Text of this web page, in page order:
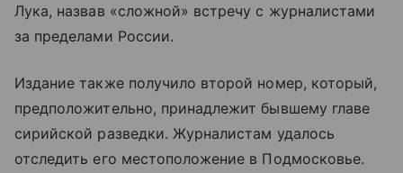
Лука, назвав «сложной» встречу с журналистами
за пределами России.
Издание также получило второй номер, который,
предположительно, принадлежит бывшему главе
сирийской разведки. Журналистам удалось
отследить его местоположение в Подмосковье.